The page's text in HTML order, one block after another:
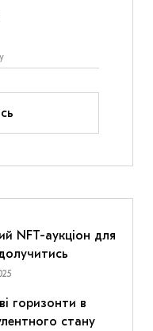
NFT-аукціон для
горизонти в
стану